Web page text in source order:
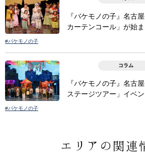
『バケモノの子』名古
カーテンコール」が始ま
#バケモノの子
コラム
『バケモノの子』名古
ステージツアー」イベ
#バケモノの子
エリアの関連